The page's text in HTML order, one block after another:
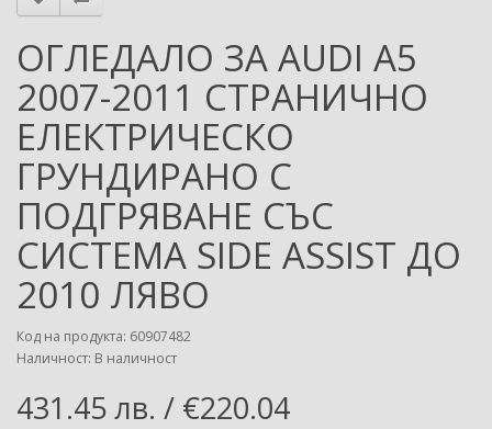
ОГЛЕДАЛО ЗА AUDI A5
2007-2011 СТРАНИЧНО
ЕЛЕКТРИЧЕСКО
ГРУНДИРАНО С
ПОДГРЯВАНЕ СЪС
СИСТЕМА SIDE ASSIST ДО
2010 ЛЯВО
Код на продукта: 60907482
Наличност: В наличност
431.45 лв. / €220.04